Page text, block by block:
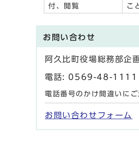
付、閲覧
こ
お問い合わせ
阿久比町役場総務部企
電話: 0569-48-1111
電話番号のかけ間違いにご
お問い合わせフォーム